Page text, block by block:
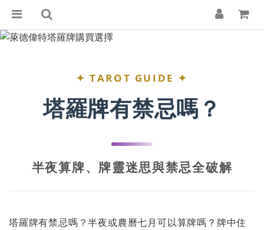
✦ TAROT GUIDE ✦
塔羅牌有禁忌嗎？
半夜算牌、牌靈迷思與禁忌全破解
塔羅牌有禁忌嗎？半夜或農曆七月可以算牌嗎？牌中住